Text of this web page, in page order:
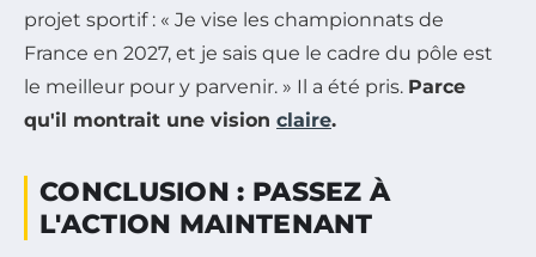
projet sportif : « Je vise les championnats de
France en 2027, et je sais que le cadre du pôle est
le meilleur pour y parvenir. » Il a été pris. Parce
qu'il montrait une vision claire.
CONCLUSION : PASSEZ À
L'ACTION MAINTENANT